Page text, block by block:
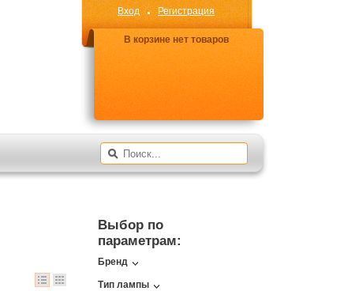
Вход Регистрация
В корзине нет товаров
Выбор по
параметрам:
Бренд
Тип лампы